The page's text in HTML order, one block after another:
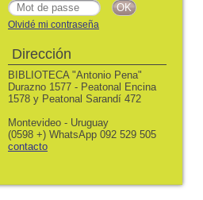
Olvidé mi contraseña
Dirección
BIBLIOTECA "Antonio Pena"
Durazno 1577 - Peatonal Encina
1578 y Peatonal Sarandí 472
Montevideo - Uruguay
(0598 +) WhatsApp 092 529 505
contacto